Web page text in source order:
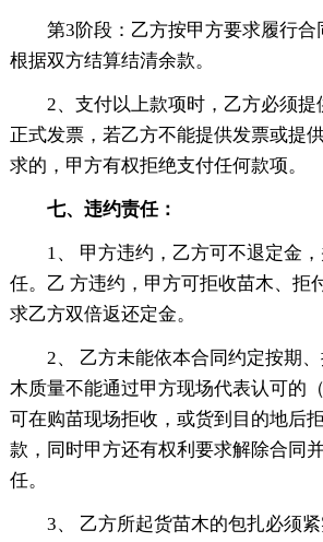
第3阶段：乙方按甲方要求履行合
根据双方结算结清余款。
2、支付以上款项时，乙方必须提
正式发票，若乙方不能提供发票或提
求的，甲方有权拒绝支付任何款项。
七、违约责任：
1、 甲方违约，乙方可不退定金
任。乙 方违约，甲方可拒收苗木、拒
求乙方双倍返还定金。
2、 乙方未能依本合同约定按期
木质量不能通过甲方现场代表认可的
可在购苗现场拒收，或货到目的地后
款，同时甲方还有权利要求解除合同
任。
3、 乙方所起货苗木的包扎必须